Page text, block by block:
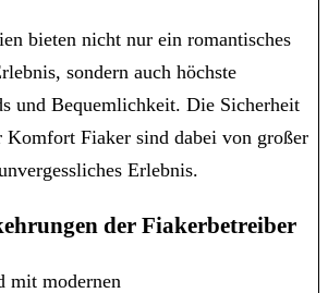
bieten nicht nur ein romantisches
sondern auch höchste
und Bequemlichkeit. Die Sicherheit
Komfort Fiaker sind dabei von großer
Erlebnis.
der Fiakerbetreiber
mit modernen